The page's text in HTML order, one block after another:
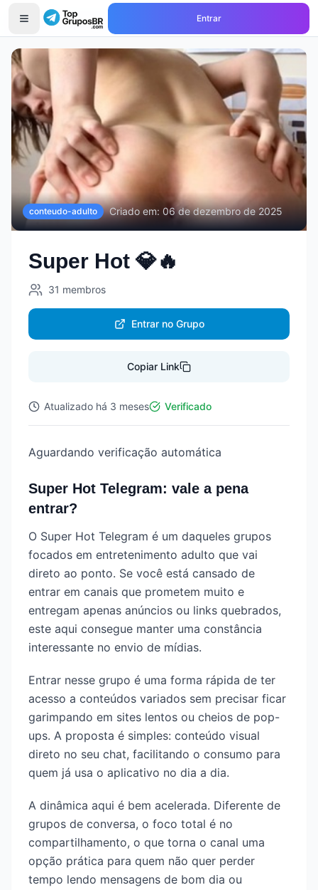
Entrar
Início Grupos de Super Hot 💎🔥
conteudo-adulto Criado em: 06 de dezembro de 2025
Super Hot 💎🔥
31 membros
Entrar no Grupo
Copiar Link
Atualizado há 3 meses Verificado
Aguardando verificação automática
Super Hot Telegram: vale a pena
entrar?
O Super Hot Telegram é um daqueles grupos
focados em entretenimento adulto que vai
direto ao ponto. Se você está cansado de
entrar em canais que prometem muito e
entregam apenas anúncios ou links quebrados,
este aqui consegue manter uma constância
interessante no envio de mídias.
Entrar nesse grupo é uma forma rápida de ter
acesso a conteúdos variados sem precisar ficar
garimpando em sites lentos ou cheios de pop-
ups. A proposta é simples: conteúdo visual
direto no seu chat, facilitando o consumo para
quem já usa o aplicativo no dia a dia.
A dinâmica aqui é bem acelerada. Diferente de
grupos de conversa, o foco total é no
compartilhamento, o que torna o canal uma
opção prática para quem não quer perder
tempo lendo mensagens de bom dia ou